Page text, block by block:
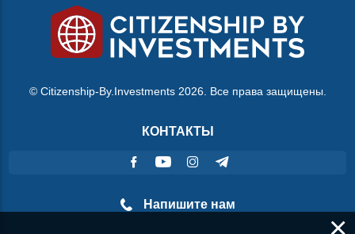
© Citizenship-By.Investments 2026. Все права защищены.
КОНТАКТЫ
Напишите нам